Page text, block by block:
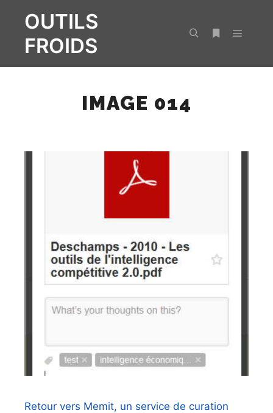
OUTILS
FROIDS
IMAGE 014
Retour vers Memit, un service de curation